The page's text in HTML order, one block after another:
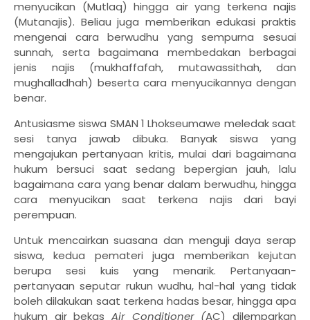
menyucikan (Mutlaq) hingga air yang terkena najis
(Mutanajis). Beliau juga memberikan edukasi praktis
mengenai cara berwudhu yang sempurna sesuai
sunnah, serta bagaimana membedakan berbagai
jenis najis (mukhaffafah, mutawassithah, dan
mughalladhah) beserta cara menyucikannya dengan
benar.
Antusiasme siswa SMAN 1 Lhokseumawe meledak saat
sesi tanya jawab dibuka. Banyak siswa yang
mengajukan pertanyaan kritis, mulai dari bagaimana
hukum bersuci saat sedang bepergian jauh, lalu
bagaimana cara yang benar dalam berwudhu, hingga
cara menyucikan saat terkena najis dari bayi
perempuan.
​Untuk mencairkan suasana dan menguji daya serap
siswa, kedua pemateri juga memberikan kejutan
berupa sesi kuis yang menarik. Pertanyaan-
pertanyaan seputar rukun wudhu, hal-hal yang tidak
boleh dilakukan saat terkena hadas besar, hingga apa
hukum air bekas Air Conditioner (AC) dilemparkan